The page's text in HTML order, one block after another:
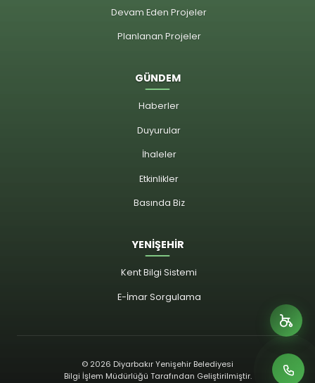
Devam Eden Projeler
Planlanan Projeler
GÜNDEM
Haberler
Duyurular
İhaleler
Etkinlikler
Basında Biz
YENİŞEHİR
Kent Bilgi Sistemi
E-İmar Sorgulama
© 2026 Diyarbakır Yenişehir Belediyesi
Bilgi İşlem Müdürlüğü Tarafından Geliştirilmiştir.